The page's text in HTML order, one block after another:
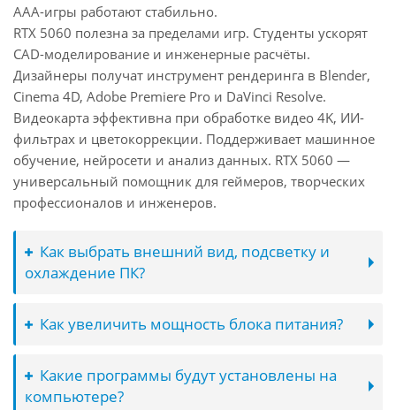
AAA-игры работают стабильно.
RTX 5060 полезна за пределами игр. Студенты ускорят
CAD-моделирование и инженерные расчёты.
Дизайнеры получат инструмент рендеринга в Blender,
Cinema 4D, Adobe Premiere Pro и DaVinci Resolve.
Видеокарта эффективна при обработке видео 4K, ИИ-
фильтрах и цветокоррекции. Поддерживает машинное
обучение, нейросети и анализ данных. RTX 5060 —
универсальный помощник для геймеров, творческих
профессионалов и инженеров.
Как выбрать внешний вид, подсветку и
охлаждение ПК?
Как увеличить мощность блока питания?
Какие программы будут установлены на
компьютере?